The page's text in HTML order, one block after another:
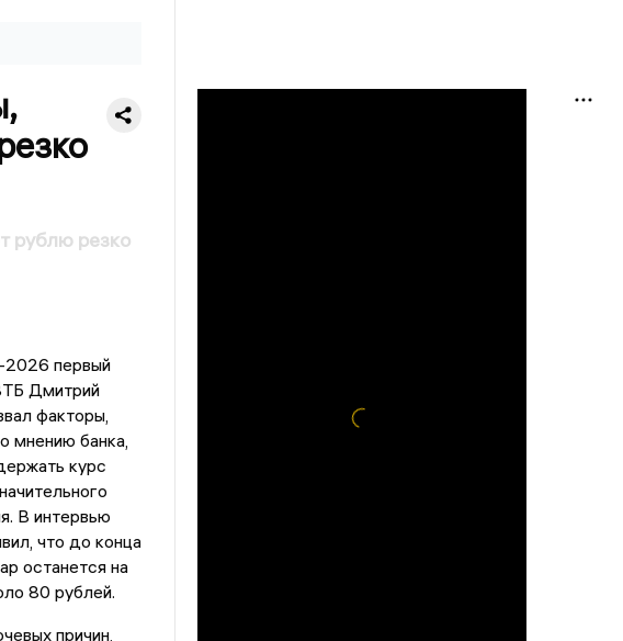
рублю резко
первый
Дмитрий
факторы,
мнению банка,
курс
В интервью
что до конца
останется на
80 рублей.
причин,